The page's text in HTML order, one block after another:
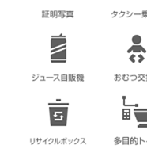
電話番号
ホームページ
サシエ・レストラ
ABC-MART
電話番号
ホームページ
電話番号
ホームページ
閉じる
電話番号
ホームページ
エステール
宝飾品販売/修理
アン・コトン
洋服のお直し
電話番号
ホームページ